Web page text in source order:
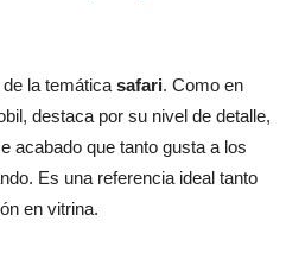
la temática safari. Como en
destaca por su nivel de detalle,
acabado que tanto gusta a los
Es una referencia ideal tanto
en vitrina.